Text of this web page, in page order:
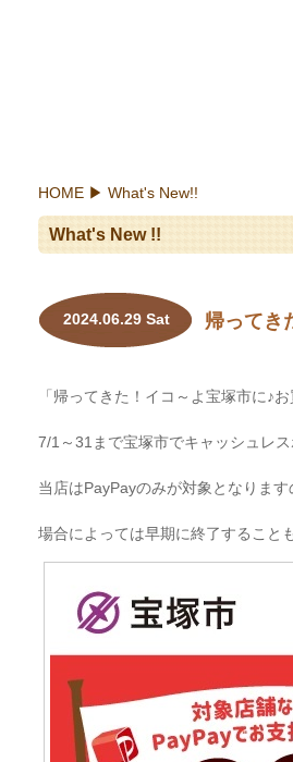
HOME ▶ What's New!!
What's New !!
2024.06.29 Sat 帰ってき
「帰ってきた！イコ～よ宝塚市に♪
7/1～31まで宝塚市でキャッシュレ
当店はPayPayのみが対象となります
場合によっては早期に終了すること